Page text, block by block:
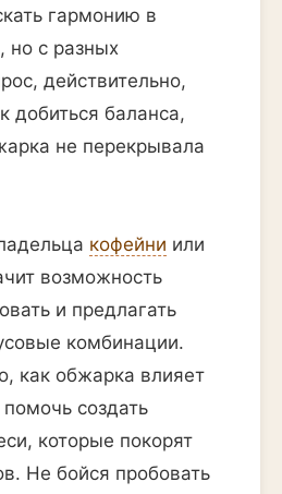
гармонию в
но с разных
действительно,
добиться баланса,
не перекрывала
кофейни или
возможность
и предлагать
комбинации.
как обжарка влияет
создать
которые покорят
Не бойся пробовать